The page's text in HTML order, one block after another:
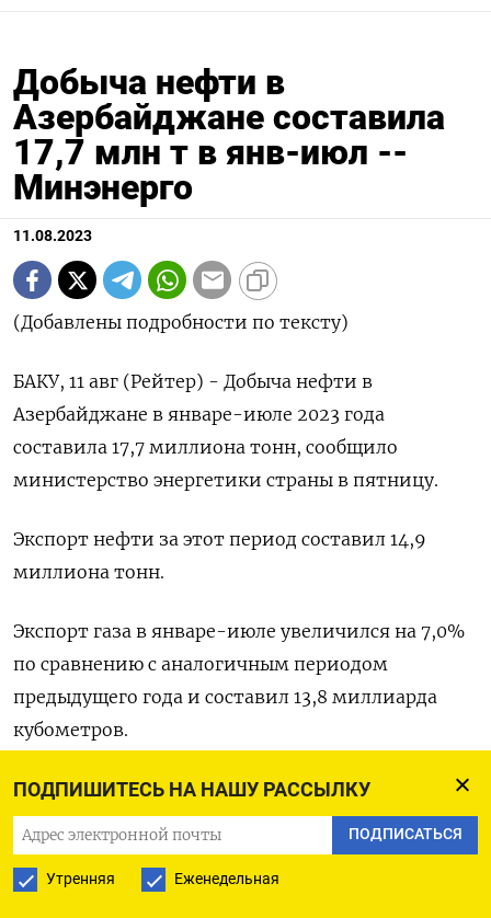
ПОДПИШИТЕСЬ НА НАШУ РАССЫЛКУ
ПОДПИСАТЬСЯ
Утренняя Еженедельная
Добыча нефти в
Азербайджане составила
17,7 млн т в янв-июл --
Минэнерго
11.08.2023
(Добавлены подробности по тексту)
БАКУ, 11 авг (Рейтер) - Добыча нефти в
Азербайджане в январе-июле 2023 года
составила 17,7 миллиона тонн, сообщило
министерство энергетики страны в пятницу.
Экспорт нефти за этот период составил 14,9
миллиона тонн.
Экспорт газа в январе-июле увеличился на 7,0%
по сравнению с аналогичным периодом
предыдущего года и составил 13,8 миллиарда
кубометров.
Поставки газа в Турцию составили 5,8
миллиарда кубометров, в Грузию - 1,4
миллиарда кубометров, в Европу - 6,6
миллиарда кубометров.